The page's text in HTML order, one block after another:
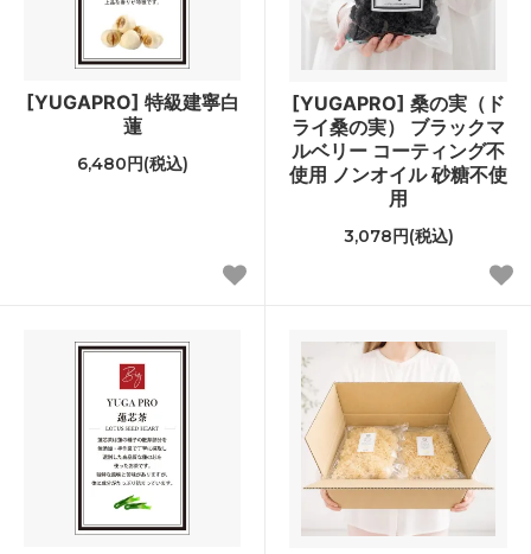
[YUGAPRO] 特級建寧白
蓮
6,480円(税込)
[YUGAPRO] 桑の実（ド
ライ桑の実） ブラックマ
ルベリー コーティング不
使用 ノンオイル 砂糖不使
用
3,078円(税込)